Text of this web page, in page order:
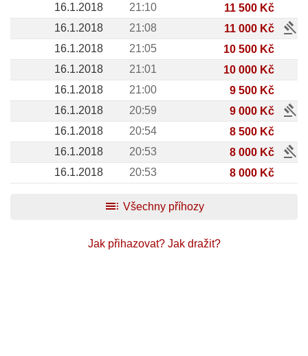
16.1.2018 21:10
11 500 Kč
16.1.2018
21:08 11 000 Kč gavel
16.1.2018 21:05
10 500 Kč
16.1.2018
21:01
10 000 Kč
16.1.2018
21:00
9 500 Kč
16.1.2018
20:59 9 000 Kč gavel
16.1.2018 20:54
8 500 Kč
16.1.2018
20:53 8 000 Kč gavel
16.1.2018 20:53 8 000 Kč
toc Všechny příhozy
Jak přihazovat? Jak dražit?